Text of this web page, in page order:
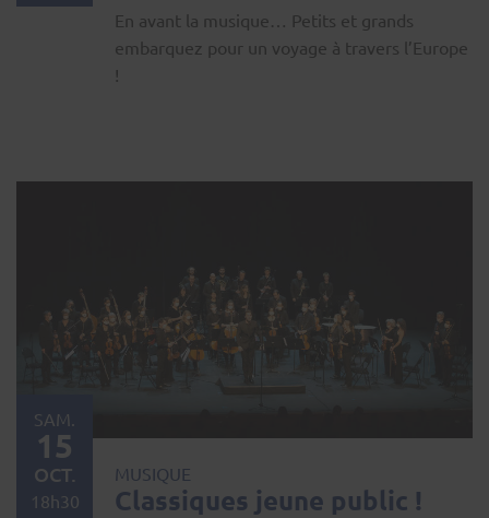
En avant la musique… Petits et grands
embarquez pour un voyage à travers l’Europe
!
MUSIQUE
Classiques jeune public !
SAM.
15
OCT.
18h30